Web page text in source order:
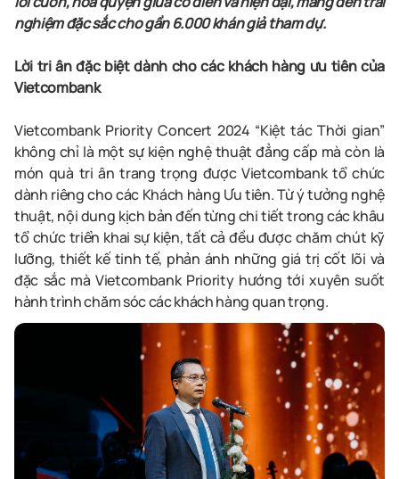
nghiệm đặc sắc cho gần 6.000 khán giả tham dự.
Lời tri ân đặc biệt dành cho các khách hàng ưu tiên của
Vietcombank
Vietcombank Priority Concert 2024 “Kiệt tác Thời gian”
không chỉ là một sự kiện nghệ thuật đẳng cấp mà còn là
món quà tri ân trang trọng được Vietcombank tổ chức
dành riêng cho các Khách hàng Ưu tiên. Từ ý tưởng nghệ
thuật, nội dung kịch bản đến từng chi tiết trong các khâu
tổ chức triển khai sự kiện, tất cả đều được chăm chút kỹ
lưỡng, thiết kế tinh tế, phản ánh những giá trị cốt lõi và
đặc sắc mà Vietcombank Priority hướng tới xuyên suốt
hành trình chăm sóc các khách hàng quan trọng.